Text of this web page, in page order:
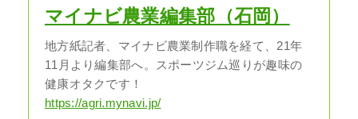
マイナビ農業編集部（石岡）
地方紙記者、マイナビ農業制作職を経て、21年
11月より編集部へ。スポーツジム巡りが趣味の
健康オタクです！
https://agri.mynavi.jp/